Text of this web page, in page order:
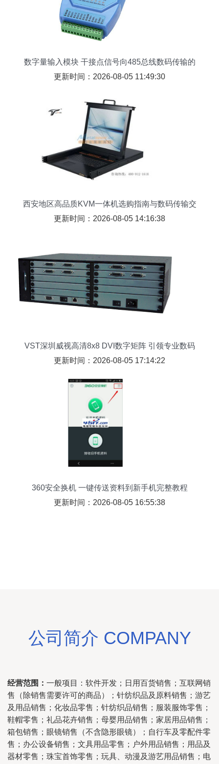
数字量输入模块 干接点信号向485总线数码传输的
桥梁
更新时间：2026-08-05 11:49:30
西安地区高品质KVM一体机选购指南与数码传输交
换方案
更新时间：2026-08-05 14:16:38
VST深圳威视高清8x8 DVI数字矩阵 引领专业数码
传输交换新纪元
更新时间：2026-08-05 17:14:22
360安全换机 一键传送资料到新手机完整教程
更新时间：2026-08-05 16:55:38
公司简介 COMPANY
经营范围： 一般项目：软件开发；日用百货销售；互联网销
售（除销售需要许可的商品）；针纺织品及原料销售；游艺
及用品销售；化妆品零售；针纺织品销售；服装服饰零售；
鞋帽零售；礼品花卉销售；母婴用品销售；家居用品销售；
箱包销售；眼镜销售（不含隐形眼镜）；自行车及零配件零
售；办公设备销售；文具用品零售；户外用品销售；用品及
器材零售；珠宝首饰零售；玩具、动漫及游艺用品销售；电